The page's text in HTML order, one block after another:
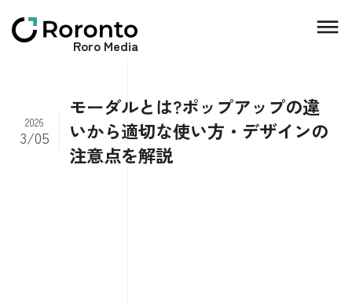
Roro Media
モーダルとは?ポップアップの違
いから適切な使い方・デザインの
注意点を解説
2026
3/05